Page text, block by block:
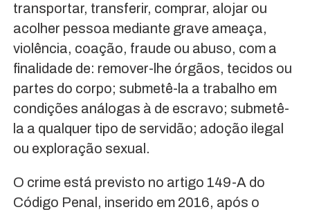
transportar, transferir, comprar, alojar ou
acolher pessoa mediante grave ameaça,
violência, coação, fraude ou abuso, com a
finalidade de: remover-lhe órgãos, tecidos ou
partes do corpo; submetê-la a trabalho em
condições análogas à de escravo; submetê-
la a qualquer tipo de servidão; adoção ilegal
ou exploração sexual.
O crime está previsto no artigo 149-A do
Código Penal, inserido em 2016, após o